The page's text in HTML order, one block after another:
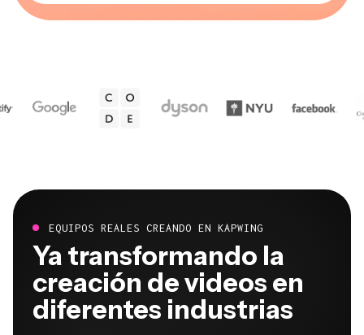
EQUIPOS REALES CREANDO EN KAPWING
Ya transformando la
creación de videos en
diferentes industrias